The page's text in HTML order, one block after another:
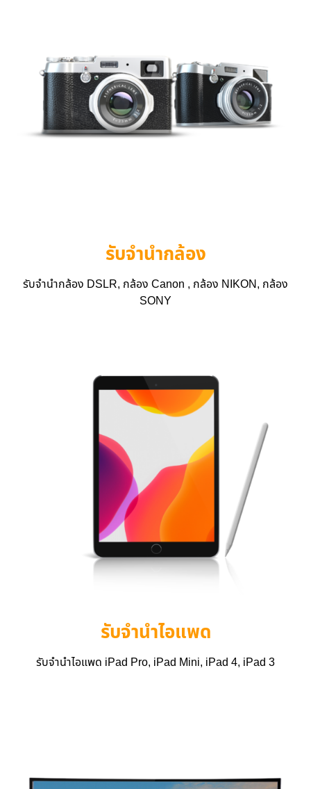
รับจำนำกล้อง
รับจำนำกล้อง DSLR, กล้อง Canon , กล้อง NIKON, กล้อง
SONY
รับจำนำไอแพด
รับจำนำไอแพด iPad Pro, iPad Mini, iPad 4, iPad 3